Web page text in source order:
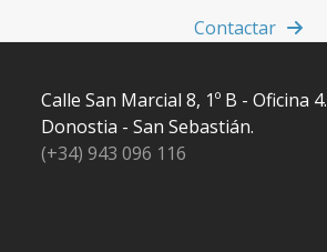
Contactar
Calle San Marcial 8, 1º B - Oficina 4.
Donostia - San Sebastián.
(+34) 943 096 116